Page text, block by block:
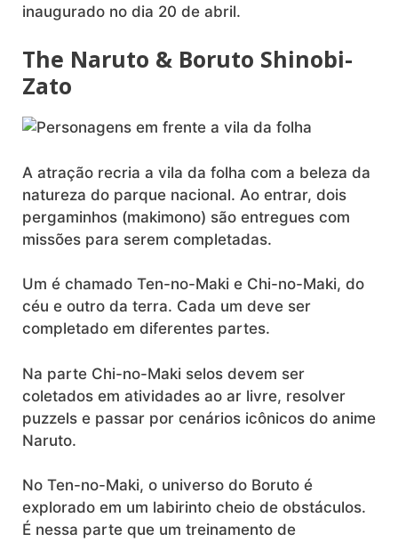
inaugurado no dia 20 de abril.
The Naruto & Boruto Shinobi-
Zato
A atração recria a vila da folha com a beleza da
natureza do parque nacional. Ao entrar, dois
pergaminhos (makimono) são entregues com
missões para serem completadas.
Um é chamado Ten-no-Maki e Chi-no-Maki, do
céu e outro da terra. Cada um deve ser
completado em diferentes partes.
Na parte Chi-no-Maki selos devem ser
coletados em atividades ao ar livre, resolver
puzzels e passar por cenários icônicos do anime
Naruto.
No Ten-no-Maki, o universo do Boruto é
explorado em um labirinto cheio de obstáculos.
É nessa parte que um treinamento de